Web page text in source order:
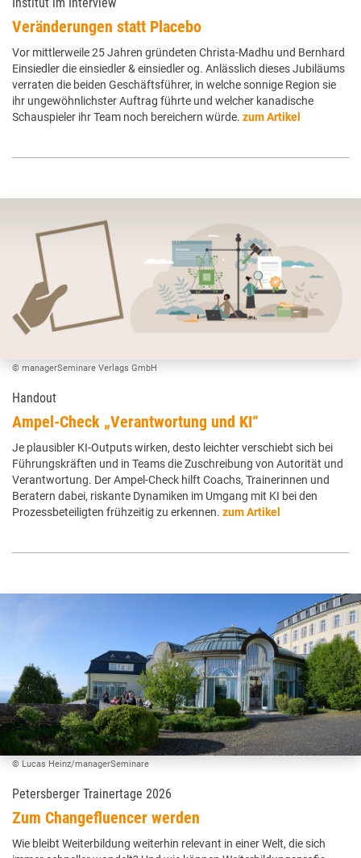
Veränderungen statt Placebo
Vor mittlerweile 25 Jahren gründeten Christa-Madhu und Bernhard
Einsiedler die einsiedler & einsiedler og. Anlässlich dieses Jubiläums
verraten die beiden Geschäftsführer, in welche sonnige Region sie
ihr ungewöhnlichster Auftrag führte und welcher kanadische
Schauspieler ihr Team noch bereichern würde. zum Artikel
© managerSeminare Verlags GmbH
Handout
Ampel-Check „Verantwortung und KI“
Je plausibler KI-Outputs wirken, desto leichter verschiebt sich bei
Führungskräften und in Teams die Zuschreibung von Autorität und
Verantwortung. Der Ampel-Check hilft Coachs, Trainerinnen und
Beratern dabei, riskante Dynamiken im Umgang mit KI bei den
Prozessbeteiligten frühzeitig zu erkennen. zum Artikel
© Lucas Heinz/managerSeminare
Petersberger Trainertage 2026
Zum Changefluencer werden
Wie bleibt Weiterbildung weiterhin relevant in einer Welt, die sich